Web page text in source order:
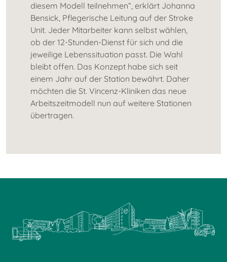
diesem Modell teilnehmen“, erklärt Johanna
Bensick, Pflegerische Leitung auf der Stroke
Unit. Jeder Mitarbeiter kann selbst wählen,
ob der 12-Stunden-Dienst für sich und die
jeweilige Lebenssituation passt. Die Wahl
bleibt offen. Das Konzept habe sich seit
einem Jahr auf der Station bewährt. Daher
möchten die St. Vincenz-Kliniken das neue
Arbeitszeitmodell nun auf weitere Stationen
übertragen.